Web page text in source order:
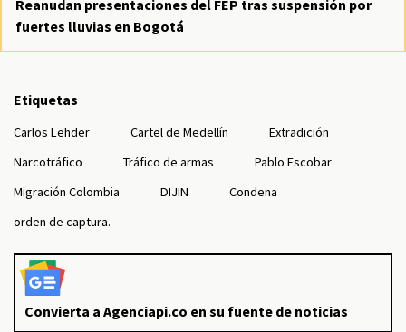
Reanudan presentaciones del FEP tras suspensión por
fuertes lluvias en Bogotá
Etiquetas
Carlos Lehder Cartel de Medellín
Extradición
Narcotráfico
Tráfico de armas
Pablo Escobar
Migración Colombia
DIJIN
Condena
orden de captura.
Convierta a Agenciapi.co en su fuente de noticias